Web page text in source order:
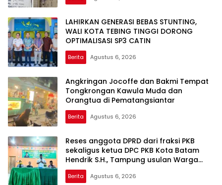
LAHIRKAN GENERASI BEBAS STUNTING,
WALI KOTA TEBING TINGGI DORONG
OPTIMALISASI SP3 CATIN
Berita Agustus 6, 2026
Angkringan Jocoffe dan Bakmi Tempat
Tongkrongan Kawula Muda dan
Orangtua di Pematangsiantar
Berita Agustus 6, 2026
Reses anggota DPRD dari fraksi PKB
sekaligus ketua DPC PKB Kota Batam
Hendrik S.H., Tampung usulan Warga
Patam Indah Minta Jalan, Ambulans, dan
Sarana Olahraga
Berita Agustus 6, 2026